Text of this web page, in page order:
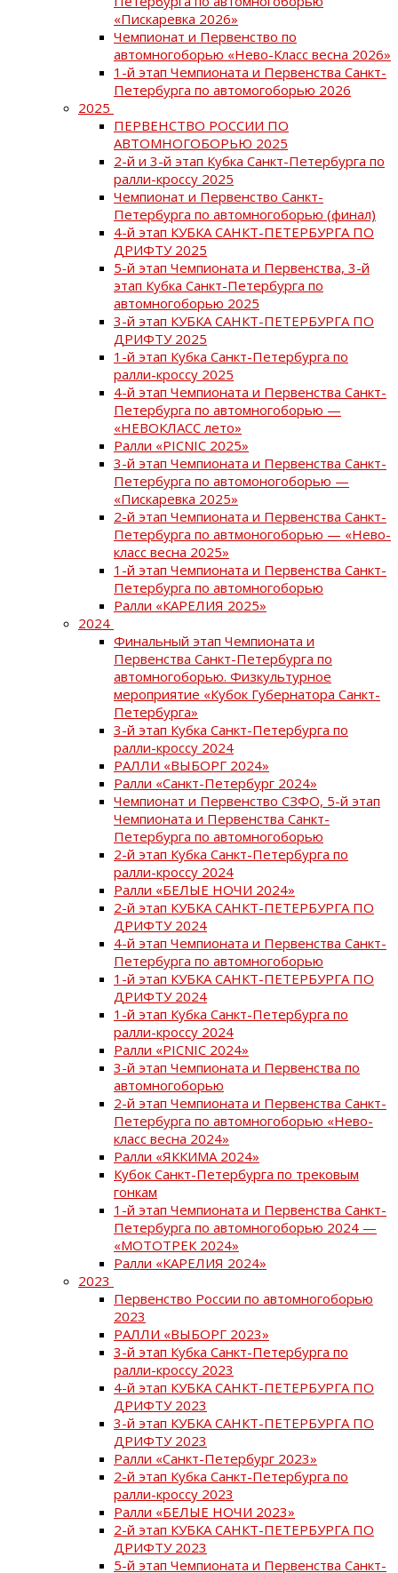
«Пискаревка 2026»
Чемпионат и Первенство по
автомногоборью «Нево-Класс весна 2026»
1-й этап Чемпионата и Первенства Санкт-
Петербурга по автомогоборью 2026
2025
ПЕРВЕНСТВО РОССИИ ПО
АВТОМНОГОБОРЬЮ 2025
2-й и 3-й этап Кубка Санкт-Петербурга по
ралли-кроссу 2025
Чемпионат и Первенство Санкт-
Петербурга по автомногоборью (финал)
4-й этап КУБКА САНКТ-ПЕТЕРБУРГА ПО
ДРИФТУ 2025
5-й этап Чемпионата и Первенства, 3-й
этап Кубка Санкт-Петербурга по
автомногоборью 2025
3-й этап КУБКА САНКТ-ПЕТЕРБУРГА ПО
ДРИФТУ 2025
1-й этап Кубка Санкт-Петербурга по
ралли-кроссу 2025
4-й этап Чемпионата и Первенства Санкт-
Петербурга по автомногоборью —
«НЕВОКЛАСС лето»
Ралли «PICNIC 2025»
3-й этап Чемпионата и Первенства Санкт-
Петербурга по автомоногоборью —
«Пискаревка 2025»
2-й этап Чемпионата и Первенства Санкт-
Петербурга по автмоногоборью — «Нево-
класс весна 2025»
1-й этап Чемпионата и Первенства Санкт-
Петербурга по автомногоборью
Ралли «КАРЕЛИЯ 2025»
2024
Финальный этап Чемпионата и
Первенства Санкт-Петербурга по
автомногоборью. Физкультурное
мероприятие «Кубок Губернатора Санкт-
Петербурга»
3-й этап Кубка Санкт-Петербурга по
ралли-кроссу 2024
РАЛЛИ «ВЫБОРГ 2024»
Ралли «Санкт-Петербург 2024»
Чемпионат и Первенство СЗФО, 5-й этап
Чемпионата и Первенства Санкт-
Петербурга по автомногоборью
2-й этап Кубка Санкт-Петербурга по
ралли-кроссу 2024
Ралли «БЕЛЫЕ НОЧИ 2024»
2-й этап КУБКА САНКТ-ПЕТЕРБУРГА ПО
ДРИФТУ 2024
4-й этап Чемпионата и Первенства Санкт-
Петербурга по автомногоборью
1-й этап КУБКА САНКТ-ПЕТЕРБУРГА ПО
ДРИФТУ 2024
1-й этап Кубка Санкт-Петербурга по
ралли-кроссу 2024
Ралли «PICNIC 2024»
3-й этап Чемпионата и Первенства по
автомногоборью
2-й этап Чемпионата и Первенства Санкт-
Петербурга по автомногоборью «Нево-
класс весна 2024»
Ралли «ЯККИМА 2024»
Кубок Санкт-Петербурга по трековым
гонкам
1-й этап Чемпионата и Первенства Санкт-
Петербурга по автомногоборью 2024 —
«МОТОТРЕК 2024»
Ралли «КАРЕЛИЯ 2024»
2023
Первенство России по автомногоборью
2023
РАЛЛИ «ВЫБОРГ 2023»
3-й этап Кубка Санкт-Петербурга по
ралли-кроссу 2023
4-й этап КУБКА САНКТ-ПЕТЕРБУРГА ПО
ДРИФТУ 2023
3-й этап КУБКА САНКТ-ПЕТЕРБУРГА ПО
ДРИФТУ 2023
Ралли «Санкт-Петербург 2023»
2-й этап Кубка Санкт-Петербурга по
ралли-кроссу 2023
Ралли «БЕЛЫЕ НОЧИ 2023»
2-й этап КУБКА САНКТ-ПЕТЕРБУРГА ПО
ДРИФТУ 2023
5-й этап Чемпионата и Первенства Санкт-